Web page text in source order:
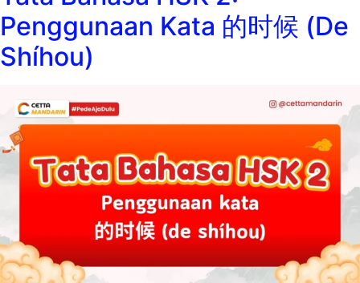
Penggunaan Kata 的时候 (De
Shíhou)